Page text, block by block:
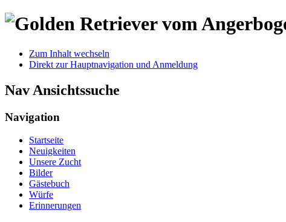
Zum Inhalt wechseln
Direkt zur Hauptnavigation und Anmeldung
Nav Ansichtssuche
Navigation
Startseite
Neuigkeiten
Unsere Zucht
Bilder
Gästebuch
Würfe
Erinnerungen